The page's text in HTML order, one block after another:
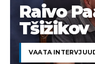
Raivo
Tšižikov
VAATA